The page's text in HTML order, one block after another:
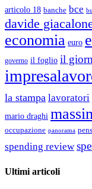
articolo 18 banche bce
davide
economia euro
governo il foglio il
la stampa lavoratori
mario draghi
occupazione panorama
spending review
Ultimi articoli